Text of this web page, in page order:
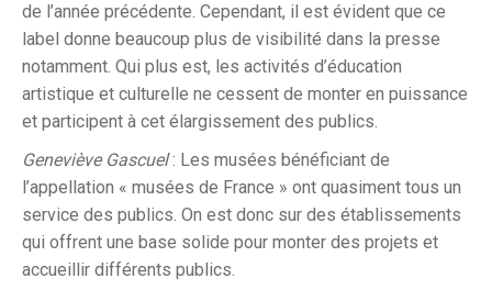
de l’année précédente. Cependant, il est évident que ce
label donne beaucoup plus de visibilité dans la presse
notamment. Qui plus est, les activités d’éducation
artistique et culturelle ne cessent de monter en puissance
et participent à cet élargissement des publics.
Geneviève Gascuel: Les musées bénéficiant de
l’appellation « musées de France » ont quasiment tous un
service des publics. On est donc sur des établissements
qui offrent une base solide pour monter des projets et
accueillir différents publics.